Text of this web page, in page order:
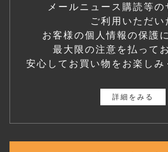
メールニュース購読等の
ご利用いただい
お客様の個人情報の保護
最大限の注意を払って
安心してお買い物をお楽し
詳細をみる